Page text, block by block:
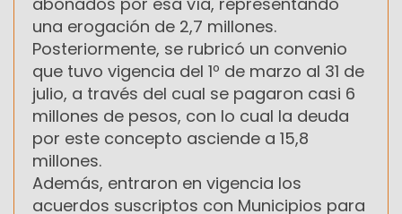
una erogación de 2,7 millones.
Posteriormente, se rubricó un convenio
que tuvo vigencia del 1º de marzo al 31 de
julio, a través del cual se pagaron casi 6
millones de pesos, con lo cual la deuda
por este concepto asciende a 15,8
millones.
Además, entraron en vigencia los
acuerdos suscriptos con Municipios para